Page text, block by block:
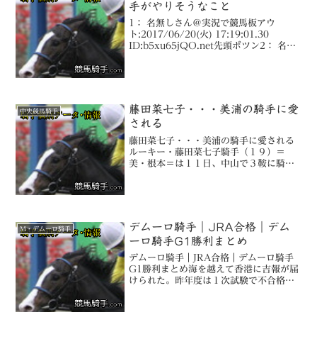
手がやりそうなこと
1： 名無しさん＠実況で競馬板アウ
ト:2017/06/20(火) 17:19:01.30
ID:b5xu65jQO.net先頭ポツン2： 名無
中央競馬騎手
藤田菜七子・・・美浦の騎手に愛
される
藤田菜七子・・・美浦の騎手に愛される
ルーキー・藤田菜七子騎手（１９）＝
美・根本＝は１１日、中山で３鞍に騎
M・デムーロ騎手
デムーロ騎手｜JRA合格｜デム
ーロ騎手G1勝利まとめ
デムーロ騎手｜JRA合格｜デムーロ騎手
G1勝利まとめ海を越えて香港に吉報が届
けられた。昨年度は１次試験で不合格に